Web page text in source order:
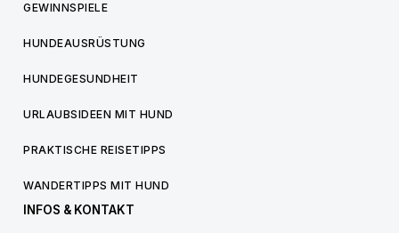
GEWINNSPIELE
HUNDEAUSRÜSTUNG
HUNDEGESUNDHEIT
URLAUBSIDEEN MIT HUND
PRAKTISCHE REISETIPPS
WANDERTIPPS MIT HUND
INFOS & KONTAKT